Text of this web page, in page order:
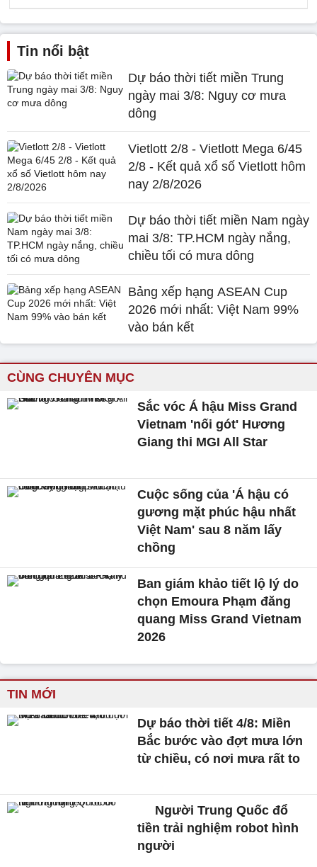
Tin nổi bật
Dự báo thời tiết miền Trung
ngày mai 3/8: Nguy cơ mưa
dông
Vietlott 2/8 - Vietlott Mega 6/45
2/8 - Kết quả xổ số Vietlott hôm
nay 2/8/2026
Dự báo thời tiết miền Nam ngày
mai 3/8: TP.HCM ngày nắng,
chiều tối có mưa dông
Bảng xếp hạng ASEAN Cup
2026 mới nhất: Việt Nam 99%
vào bán kết
CÙNG CHUYÊN MỤC
Sắc vóc Á hậu Miss Grand
Vietnam 'nối gót' Hương
Giang thi MGI All Star
Cuộc sống của 'Á hậu có
gương mặt phúc hậu nhất
Việt Nam' sau 8 năm lấy
chồng
Ban giám khảo tiết lộ lý do
chọn Emoura Phạm đăng
quang Miss Grand Vietnam
2026
TIN MỚI
Dự báo thời tiết 4/8: Miền
Bắc bước vào đợt mưa lớn
từ chiều, có nơi mưa rất to
Người Trung Quốc đổ
tiền trải nghiệm robot hình
người